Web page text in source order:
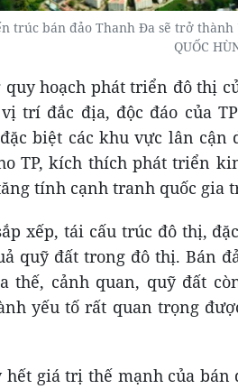
trúc bán đảo Thanh Đa sẽ trở
QUỐC
hoạch phát triển đô thị
trí đắc địa, độc đáo của
biệt các khu vực lân cận
TP, kích thích phát triển
tính cạnh tranh quốc gia
xếp, tái cấu trúc đô thị,
quỹ đất trong đô thị. Bán
thế, cảnh quan, quỹ đất
yếu tố rất quan trọng
hết giá trị thế mạnh của